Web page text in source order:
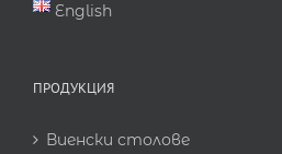
English
ПРОДУКЦИЯ
Виенски столове